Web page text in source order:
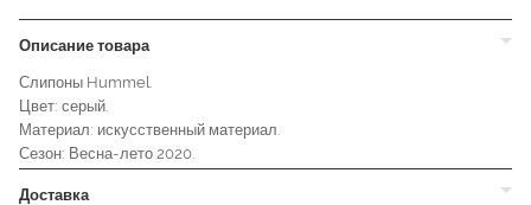
Описание товара
Слипоны Hummel.
Цвет: серый.
Материал: искусственный материал.
Сезон: Весна-лето 2020.
Доставка